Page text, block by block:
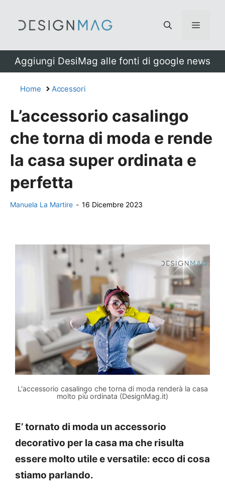
Menu
Aggiungi DesiMag alle fonti di google news
Home Accessori
L’accessorio casalingo
che torna di moda e rende
la casa super ordinata e
perfetta
Manuela La Martire - 16 Dicembre 2023
L'accessorio casalingo che torna di moda renderà la casa
molto più ordinata (DesignMag.it)
E’ tornato di moda un accessorio
decorativo per la casa ma che risulta
essere molto utile e versatile: ecco di cosa
stiamo parlando.